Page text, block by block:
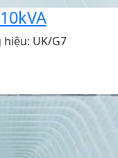
hiệu: UK/G7